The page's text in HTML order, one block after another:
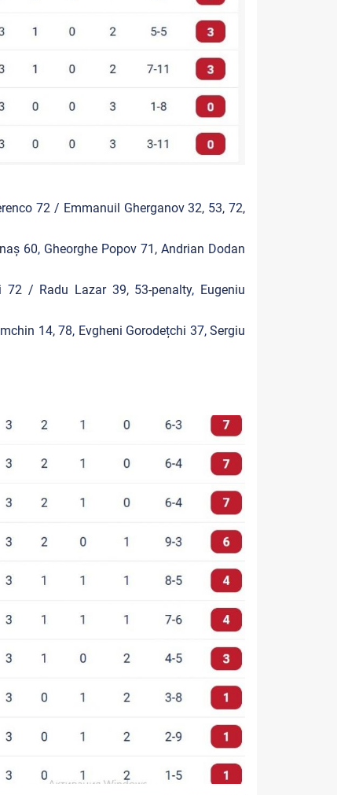
72 / Emmanuil Gherganov 32, 53, 72,
60, Gheorghe Popov 71, Andrian Dodan
72 / Radu Lazar 39, 53-penalty, Eugeniu
14, 78, Evgheni Gorodețchi 37, Sergiu